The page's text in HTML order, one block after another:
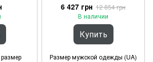
6 427 грн 12 854 грн
В наличии
Купить
Размер мужской одежды (UA)